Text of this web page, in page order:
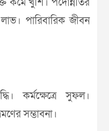
পারিবারিক জীবন
কর্মক্ষেত্রে সুফল।
সম্ভাবনা।